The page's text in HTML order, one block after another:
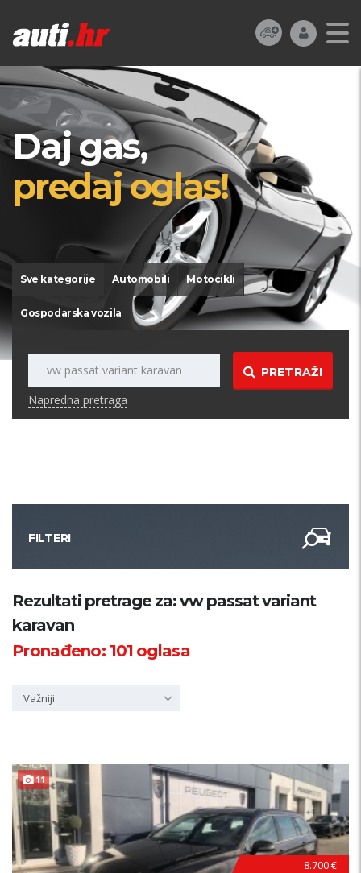
Daj gas,
predaj oglas!
Sve kategorije Automobili Motocikli
Gospodarska vozila
PRETRAŽI
Napredna pretraga
FILTERI
Kategorija
Županija
Rezultati pretrage za: vw passat variant
karavan
Pronađeno: 101oglasa
Važniji
11
8.700 €